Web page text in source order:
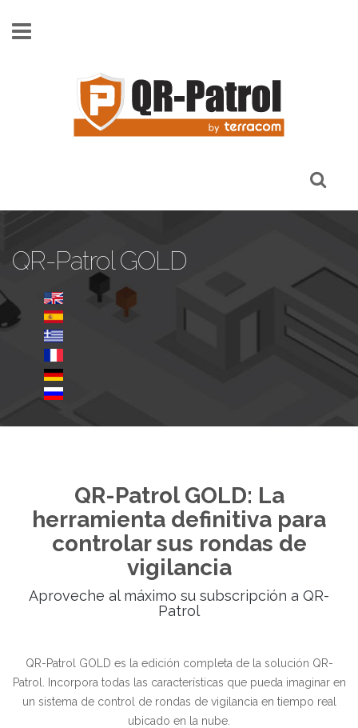
QR-Patrol GOLD
QR-Patrol GOLD: La
herramienta definitiva para
controlar sus rondas de
vigilancia
Aproveche al máximo su subscripción a QR-
Patrol
QR-Patrol GOLD es la edición completa de la solución QR-
Patrol. Incorpora todas las características que pueda imaginar en
un sistema de control de rondas de vigilancia en tiempo real
ubicado en la nube.